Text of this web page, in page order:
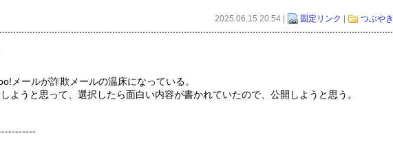
2025.06.15 20:54 | 固定リンク | つぶやき
メールが詐欺メールの温床になっている。
ようと思って、選択したら面白い内容が書かれていたので、公開しようと思う。